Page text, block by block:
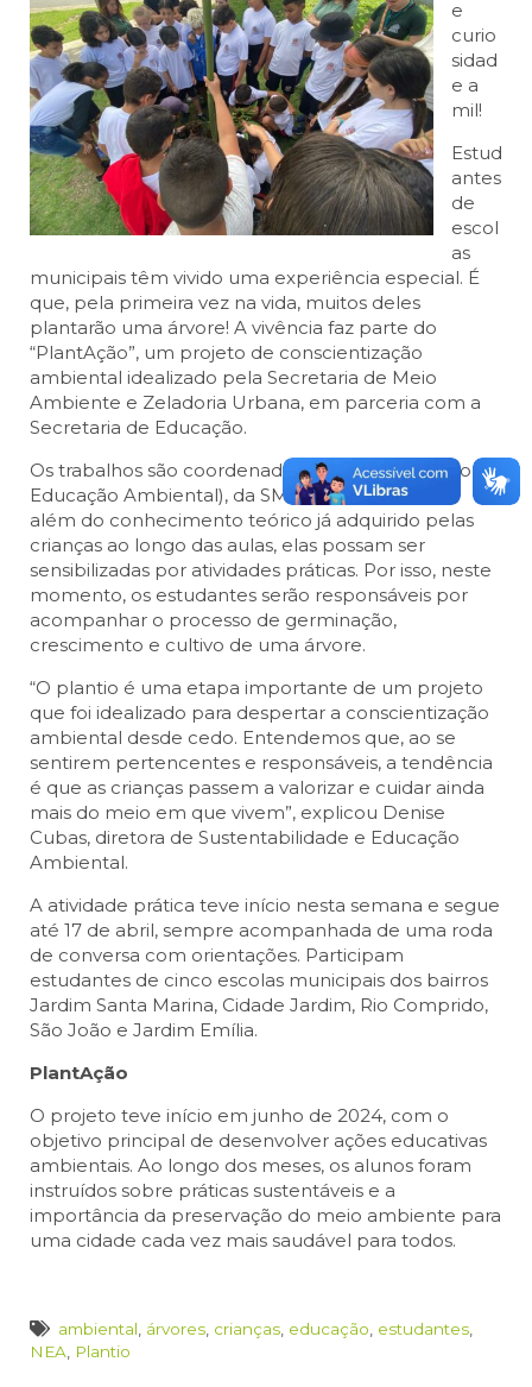
e
curio
sidad
e a
mil!
Estud
antes
de
escol
as
municipais têm vivido uma experiência especial. É
que, pela primeira vez na vida, muitos deles
plantarão uma árvore! A vivência faz parte do
“PlantAção”, um projeto de conscientização
ambiental idealizado pela Secretaria de Meio
Ambiente e Zeladoria Urbana, em parceria com a
Secretaria de Educação.
Os trabalhos são coordenados pelo NEA (Núcleo de
Educação Ambiental), da SMAZU. A ideia é que,
além do conhecimento teórico já adquirido pelas
crianças ao longo das aulas, elas possam ser
sensibilizadas por atividades práticas. Por isso, neste
momento, os estudantes serão responsáveis por
acompanhar o processo de germinação,
crescimento e cultivo de uma árvore.
“O plantio é uma etapa importante de um projeto
que foi idealizado para despertar a conscientização
ambiental desde cedo. Entendemos que, ao se
sentirem pertencentes e responsáveis, a tendência
é que as crianças passem a valorizar e cuidar ainda
mais do meio em que vivem”, explicou Denise
Cubas, diretora de Sustentabilidade e Educação
Ambiental.
A atividade prática teve início nesta semana e segue
até 17 de abril, sempre acompanhada de uma roda
de conversa com orientações. Participam
estudantes de cinco escolas municipais dos bairros
Jardim Santa Marina, Cidade Jardim, Rio Comprido,
São João e Jardim Emília.
PlantAção
O projeto teve início em junho de 2024, com o
objetivo principal de desenvolver ações educativas
ambientais. Ao longo dos meses, os alunos foram
instruídos sobre práticas sustentáveis e a
importância da preservação do meio ambiente para
uma cidade cada vez mais saudável para todos.
ambiental árvores crianças educação estudantes
NEA
Plantio